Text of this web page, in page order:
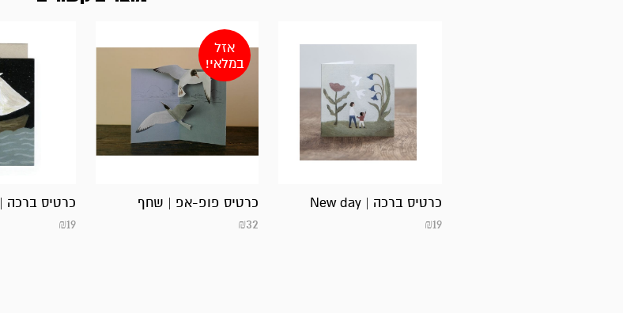
כרטיס ברכה | New day
₪19
אזל
במלאי!
כרטיס פופ-אפ | שחף
₪32
כרטיס ברכה | Light
₪19